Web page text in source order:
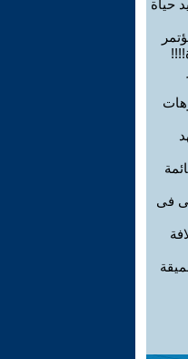
حياة
فى